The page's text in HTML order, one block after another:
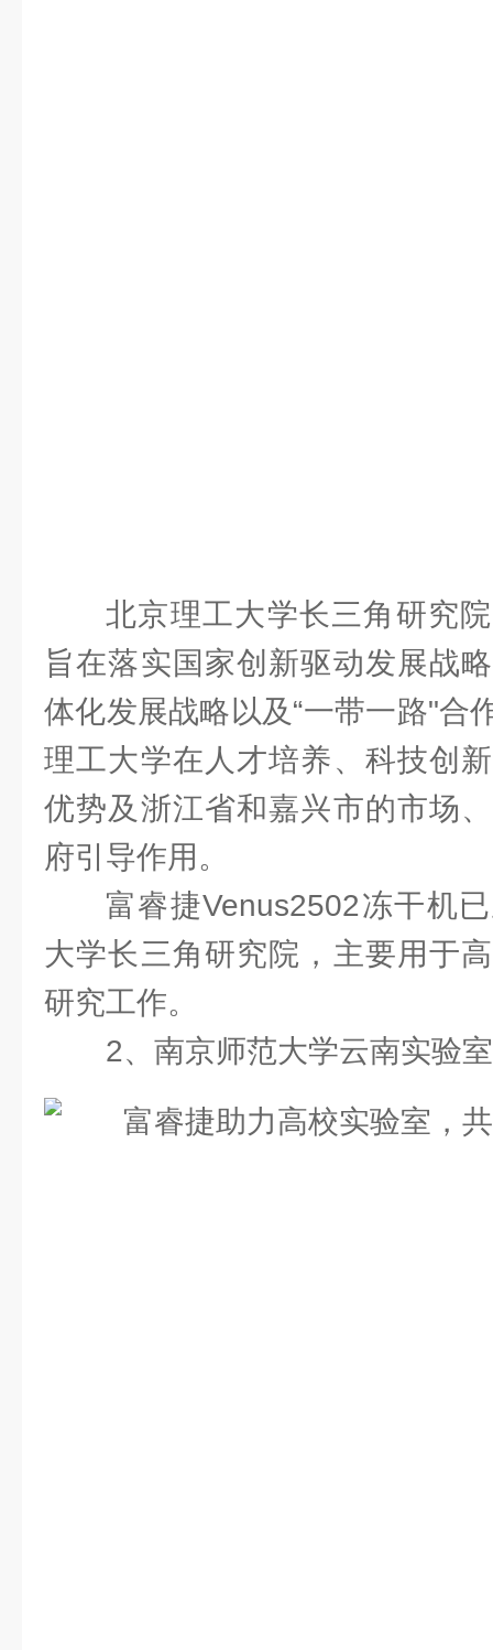
北京理工大学长三角研究
旨在落实国家创新驱动发展战
体化发展战略以及“一带一路"合
理工大学在人才培养、科技创
优势及浙江省和嘉兴市的市场
府引导作用。
富睿捷Venus2502冻干机
大学长三角研究院，主要用于
研究工作。
2、南京师范大学云南实验室